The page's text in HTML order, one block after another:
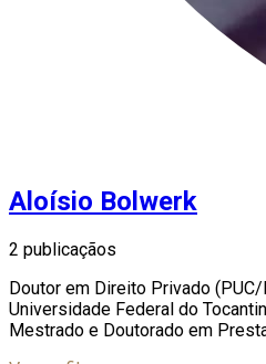
Aloísio Bolwerk
2 publicaçãos
Doutor em Direito Privado
Universidade Federal do
Mestrado e Doutorado em